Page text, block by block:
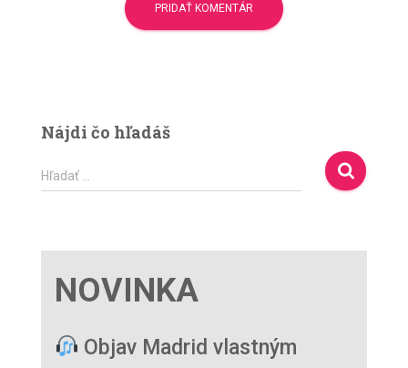
Nájdi čo hľadáš
H
ľ
a
Hľadať …
NOVINKA
Objav Madrid vlastným